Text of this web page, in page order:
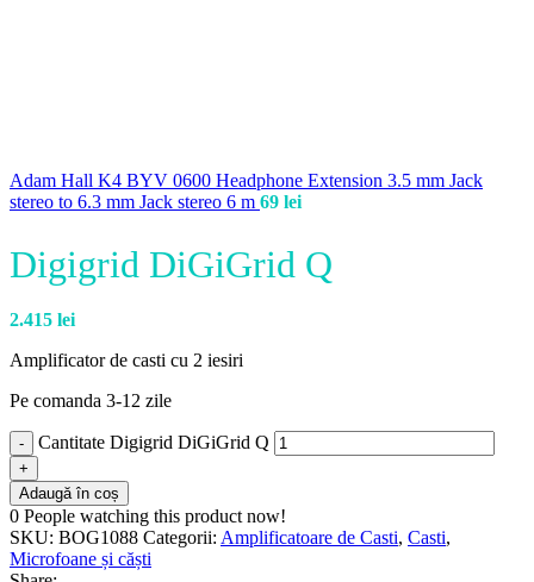
Adam Hall K4 BYV 0600 Headphone Extension 3.5 mm Jack
stereo to 6.3 mm Jack stereo 6 m 69 lei
Digigrid DiGiGrid Q
2.415 lei
Amplificator de casti cu 2 iesiri
Pe comanda 3-12 zile
Cantitate Digigrid DiGiGrid Q
Adaugă în coș
0 People watching this product now!
SKU: BOG1088 Categorii: Amplificatoare de Casti, Casti,
Microfoane și căști